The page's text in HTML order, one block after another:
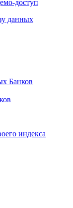
доступ
данных
Банков
индекса